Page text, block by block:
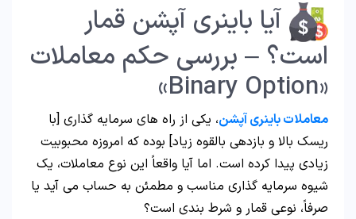
آیا باینری آپشن قمار
است؟ – بررسی حکم معاملات
«Binary Option»
معاملات باینری آپشن، یکی از راه های سرمایه گذاری [با
ریسک بالا و بازدهی بالقوه زیاد] بوده که امروزه محبوبیت
زیادی پیدا کرده است. اما آیا واقعاً این نوع معاملات، یک
شیوه سرمایه گذاری مناسب و مطمئن به حساب می آید یا
صرفاً، نوعی قمار و شرط بندی است؟